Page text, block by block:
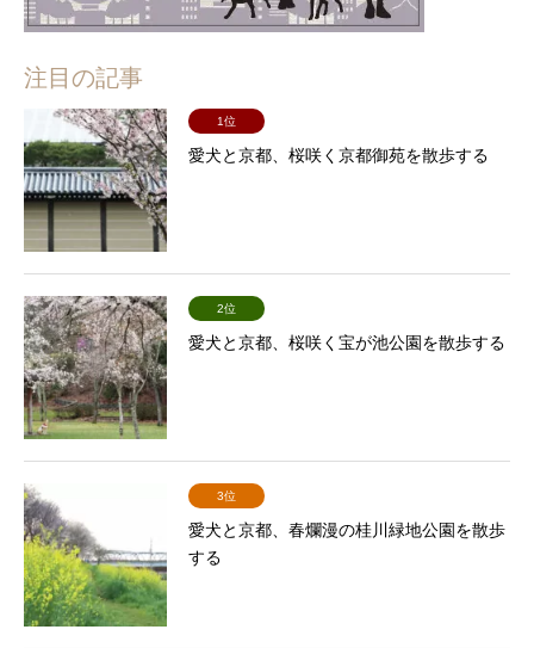
注目の記事
1位
愛犬と京都、桜咲く京都御苑を散歩する
2位
愛犬と京都、桜咲く宝が池公園を散歩する
3位
愛犬と京都、春爛漫の桂川緑地公園を散歩
する